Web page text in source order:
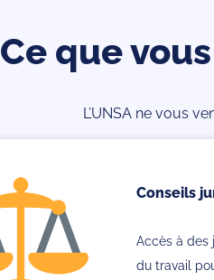
Ce que
L’UNSA ne vous
Conseils
Accès à des
du travail